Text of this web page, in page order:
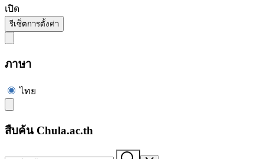
เปิด
รีเซ็ตการตั้งค่า
ภาษา
ไทย
สืบค้น Chula.ac.th